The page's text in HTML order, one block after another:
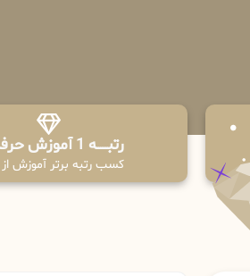
رتبــــــه 1 آموزش حرفه ای
کسب رتبه برتر آموزش از PPQ